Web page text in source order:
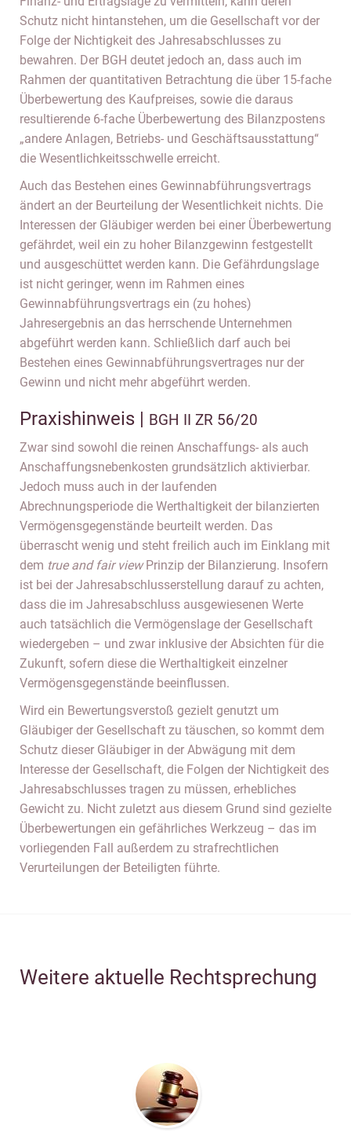
Schutz nicht hintanstehen, um die Gesellschaft vor der
Folge der Nichtigkeit des Jahresabschlusses zu
bewahren. Der BGH deutet jedoch an, dass auch im
Rahmen der quantitativen Betrachtung die über 15-fache
Überbewertung des Kaufpreises, sowie die daraus
resultierende 6-fache Überbewertung des Bilanzpostens
„andere Anlagen, Betriebs- und Geschäftsausstattung“
die Wesentlichkeitsschwelle erreicht.
Auch das Bestehen eines Gewinnabführungsvertrags
ändert an der Beurteilung der Wesentlichkeit nichts. Die
Interessen der Gläubiger werden bei einer Überbewertung
gefährdet, weil ein zu hoher Bilanzgewinn festgestellt
und ausgeschüttet werden kann. Die Gefährdungslage
ist nicht geringer, wenn im Rahmen eines
Gewinnabführungsvertrags ein (zu hohes)
Jahresergebnis an das herrschende Unternehmen
abgeführt werden kann. Schließlich darf auch bei
Bestehen eines Gewinnabführungsvertrages nur der
Gewinn und nicht mehr abgeführt werden.
Praxishinweis | BGH II ZR 56/20
Zwar sind sowohl die reinen Anschaffungs- als auch
Anschaffungsnebenkosten grundsätzlich aktivierbar.
Jedoch muss auch in der laufenden
Abrechnungsperiode die Werthaltigkeit der bilanzierten
Vermögensgegenstände beurteilt werden. Das
überrascht wenig und steht freilich auch im Einklang mit
dem true and fair viewPrinzip der Bilanzierung. Insofern
ist bei der Jahresabschlusserstellung darauf zu achten,
dass die im Jahresabschluss ausgewiesenen Werte
auch tatsächlich die Vermögenslage der Gesellschaft
wiedergeben – und zwar inklusive der Absichten für die
Zukunft, sofern diese die Werthaltigkeit einzelner
Vermögensgegenstände beeinflussen.
Wird ein Bewertungsverstoß gezielt genutzt um
Gläubiger der Gesellschaft zu täuschen, so kommt dem
Schutz dieser Gläubiger in der Abwägung mit dem
Interesse der Gesellschaft, die Folgen der Nichtigkeit des
Jahresabschlusses tragen zu müssen, erhebliches
Gewicht zu. Nicht zuletzt aus diesem Grund sind gezielte
Überbewertungen ein gefährliches Werkzeug – das im
vorliegenden Fall außerdem zu strafrechtlichen
Verurteilungen der Beteiligten führte.
Weitere aktuelle Rechtsprechung